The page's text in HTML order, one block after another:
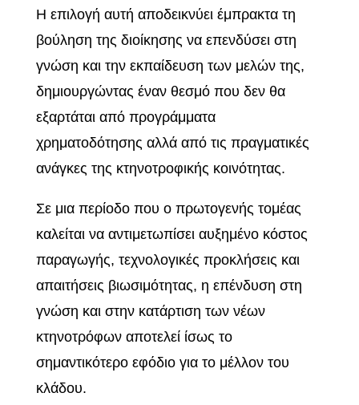
Η επιλογή αυτή αποδεικνύει έμπρακτα τη
βούληση της διοίκησης να επενδύσει στη
γνώση και την εκπαίδευση των μελών της,
δημιουργώντας έναν θεσμό που δεν θα
εξαρτάται από προγράμματα
χρηματοδότησης αλλά από τις πραγματικές
ανάγκες της κτηνοτροφικής κοινότητας.
Σε μια περίοδο που ο πρωτογενής τομέας
καλείται να αντιμετωπίσει αυξημένο κόστος
παραγωγής, τεχνολογικές προκλήσεις και
απαιτήσεις βιωσιμότητας, η επένδυση στη
γνώση και στην κατάρτιση των νέων
κτηνοτρόφων αποτελεί ίσως το
σημαντικότερο εφόδιο για το μέλλον του
κλάδου.